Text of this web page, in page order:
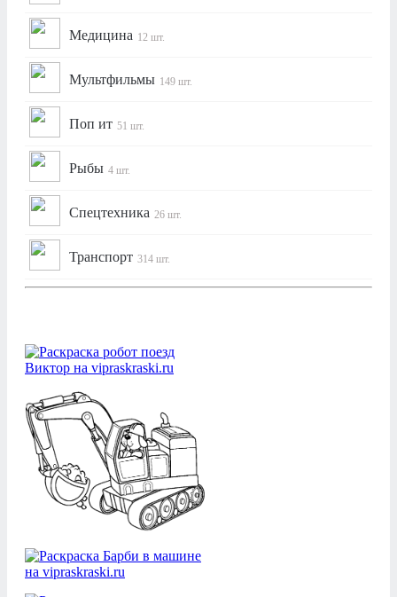
Медицина 12 шт.
Мультфильмы 149 шт.
Поп ит 51 шт.
Рыбы 4 шт.
Спецтехника 26 шт.
Транспорт 314 шт.